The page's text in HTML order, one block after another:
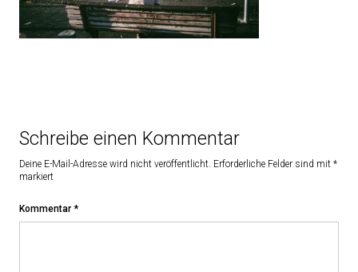
Schreibe einen Kommentar
Deine E-Mail-Adresse wird nicht veröffentlicht. Erforderliche Felder sind mit *
markiert
Kommentar *